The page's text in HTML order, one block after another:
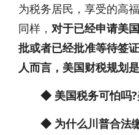
为税务居民，享受的高
同样， 对于已经申请美
批或者已经批准等待签
人而言，美国财税规划
◆ 美国税务可怕吗?
◆ 为什么川普合法缴